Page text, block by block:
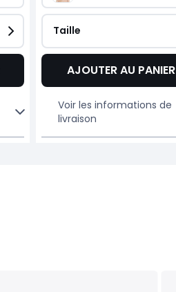
Taille
AJOUTER AU PANIER
Voir les informations de
livraison